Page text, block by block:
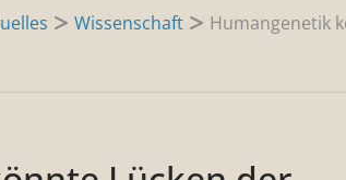
Wissenschaft Humangenetik